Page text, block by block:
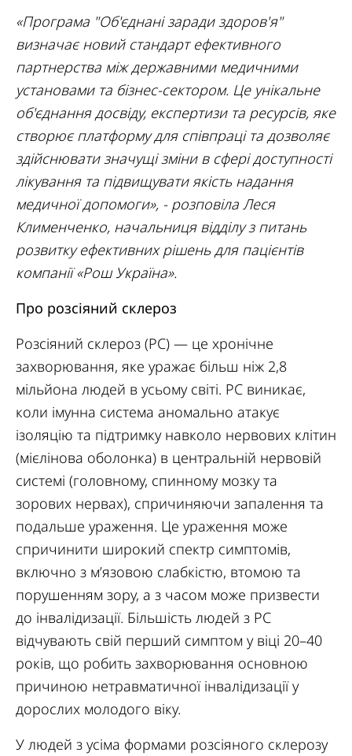
«Програма "Об'єднані заради здоров'я"
визначає новий стандарт ефективного
партнерства між державними медичними
установами та бізнес-сектором. Це унікальне
об'єднання досвіду, експертизи та ресурсів, яке
створює платформу для співпраці та дозволяє
здійснювати значущі зміни в сфері доступності
лікування та підвищувати якість надання
медичної допомоги», - розповіла Леся
Клименченко, начальниця відділу з питань
розвитку ефективних рішень для пацієнтів
компанії «Рош Україна».
Про розсіяний склероз
Розсіяний склероз (РС) — це хронічне
захворювання, яке уражає більш ніж 2,8
мільйона людей в усьому світі. РС виникає,
коли імунна система аномально атакує
ізоляцію та підтримку навколо нервових клітин
(мієлінова оболонка) в центральній нервовій
системі (головному, спинному мозку та
зорових нервах), спричиняючи запалення та
подальше ураження. Це ураження може
спричинити широкий спектр симптомів,
включно з м’язовою слабкістю, втомою та
порушенням зору, а з часом може призвести
до інвалідизації. Більшість людей з РС
відчувають свій перший симптом у віці 20–40
років, що робить захворювання основною
причиною нетравматичної інвалідизації у
дорослих молодого віку.
У людей з усіма формами розсіяного склерозу